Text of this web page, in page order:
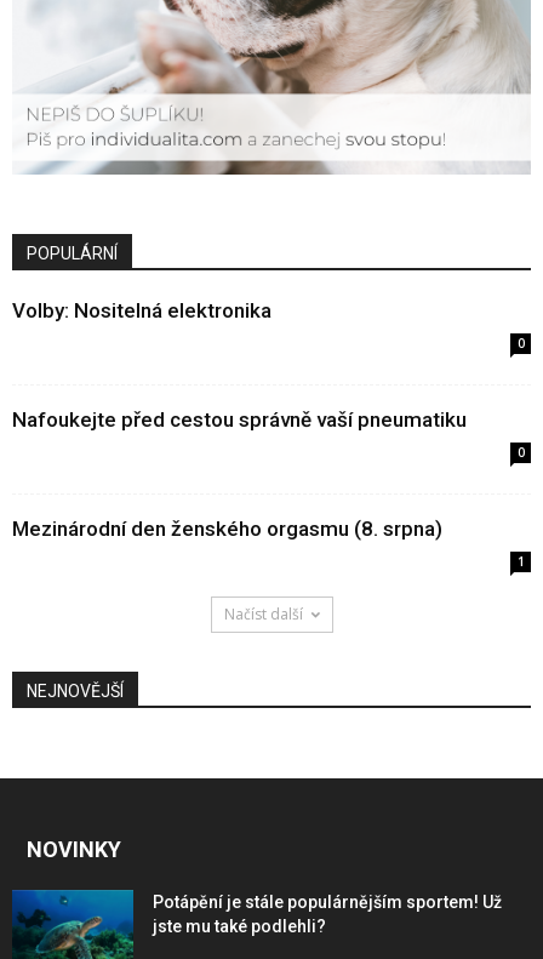
POPULÁRNÍ
Volby: Nositelná elektronika
0
Nafoukejte před cestou správně vaší pneumatiku
0
Mezinárodní den ženského orgasmu (8. srpna)
1
Načíst další
NEJNOVĚJŠÍ
NOVINKY
Potápění je stále populárnějším sportem! Už
jste mu také podlehli?